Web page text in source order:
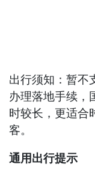
出行须知：暂不
办理落地手续，
时较长，更适合
客。
通用出行提示